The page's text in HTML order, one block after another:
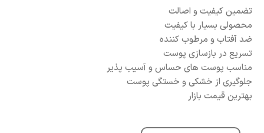
تضمین کیفیت و اصالت
محصولی بسیار با کیفیت
ضد آفتاب و مرطوب کننده
تسریع در بازسازی پوست
مناسب پوست های حساس و آسیب پذیر
جلوگیری از خشکی و خستگی پوست
بهترین قیمت بازار